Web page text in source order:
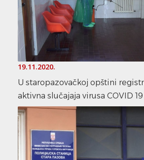
19.11.2020.
U staropazovačkoj opštini
aktivna slučajaja virusa COVID 19